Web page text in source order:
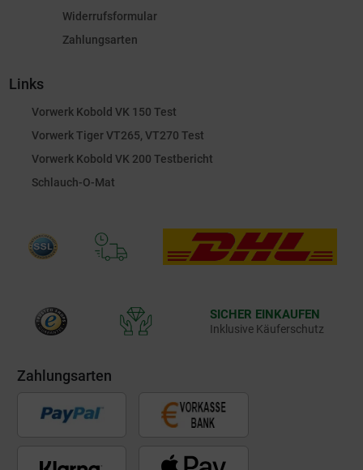
Widerrufsformular
Zahlungsarten
Links
Vorwerk Kobold VK 150 Test
Vorwerk Tiger VT265, VT270 Test
Vorwerk Kobold VK 200 Testbericht
Schlauch-O-Mat
SICHER EINKAUFEN
Inklusive Käuferschutz
Zahlungsarten